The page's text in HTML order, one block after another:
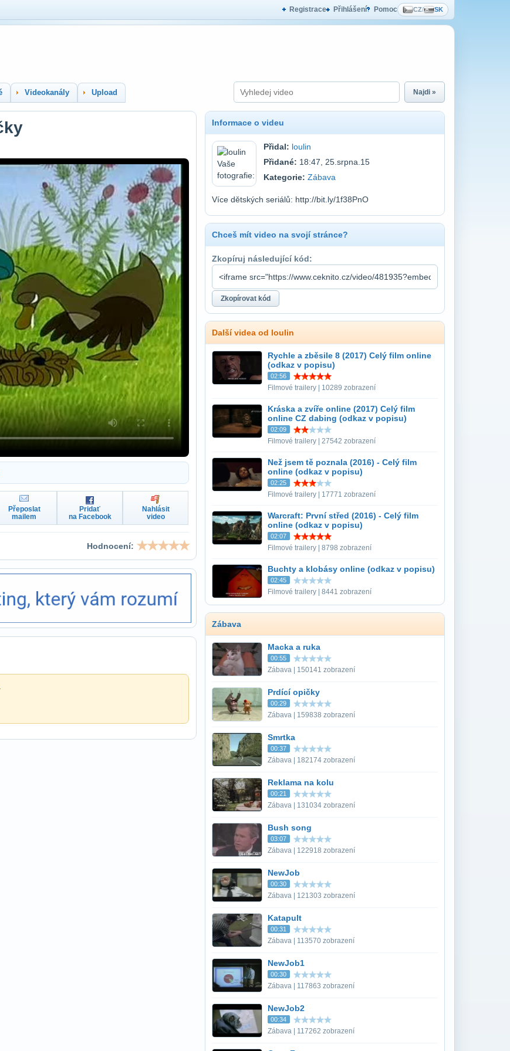
Registrace Přihlášení Pomoc CZ/ SK
Videokanály Upload Najdi »
Přeposlat
mailem
Pridať
na Facebook
Nahlásit
video
Hodnocení:
Informace o videu
Přidal: loulin
Přidané: 18:47, 25.srpna.15
Kategorie: Zábava
Více dětských seriálů: http://bit.ly/1f38PnO
Chceš mít video na svojí stránce?
Zkopíruj následující kód:
Další videa od loulin
Rychle a zběsile 8 (2017) Celý film online
(odkaz v popisu)
02:56
Filmové trailery | 10289 zobrazení
Kráska a zvíře online (2017) Celý film
online CZ dabing (odkaz v popisu)
02:09
Filmové trailery | 27542 zobrazení
Než jsem tě poznala (2016) - Celý film
online (odkaz v popisu)
02:25
Filmové trailery | 17771 zobrazení
Warcraft: První střed (2016) - Celý film
online (odkaz v popisu)
02:07
Filmové trailery | 8798 zobrazení
Buchty a klobásy online (odkaz v popisu)
02:45
Filmové trailery | 8441 zobrazení
Zábava
Macka a ruka
00:55
Zábava | 150141 zobrazení
Prdící opičky
00:29
Zábava | 159838 zobrazení
Smrtka
00:37
Zábava | 182174 zobrazení
Reklama na kolu
00:21
Zábava | 131034 zobrazení
Bush song
03:07
Zábava | 122918 zobrazení
NewJob
00:30
Zábava | 121303 zobrazení
Katapult
00:31
Zábava | 113570 zobrazení
NewJob1
00:30
Zábava | 117863 zobrazení
NewJob2
00:34
Zábava | 117262 zobrazení